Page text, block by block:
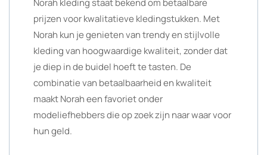
Norah kleding staat bekend om betaalbare
prijzen voor kwalitatieve kledingstukken. Met
Norah kun je genieten van trendy en stijlvolle
kleding van hoogwaardige kwaliteit, zonder dat
je diep in de buidel hoeft te tasten. De
combinatie van betaalbaarheid en kwaliteit
maakt Norah een favoriet onder
modeliefhebbers die op zoek zijn naar waar voor
hun geld.